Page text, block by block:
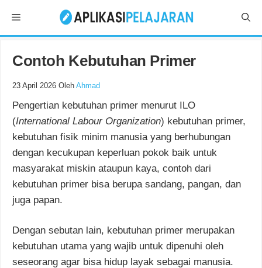
isi
Menu
Contoh Kebutuhan Primer
23 April 2026 Oleh Ahmad
Pengertian kebutuhan primer menurut ILO
(International Labour Organization) kebutuhan primer,
kebutuhan fisik minim manusia yang berhubungan
dengan kecukupan keperluan pokok baik untuk
masyarakat miskin ataupun kaya, contoh dari
kebutuhan primer bisa berupa sandang, pangan, dan
juga papan.
Dengan sebutan lain, kebutuhan primer merupakan
kebutuhan utama yang wajib untuk dipenuhi oleh
seseorang agar bisa hidup layak sebagai manusia.